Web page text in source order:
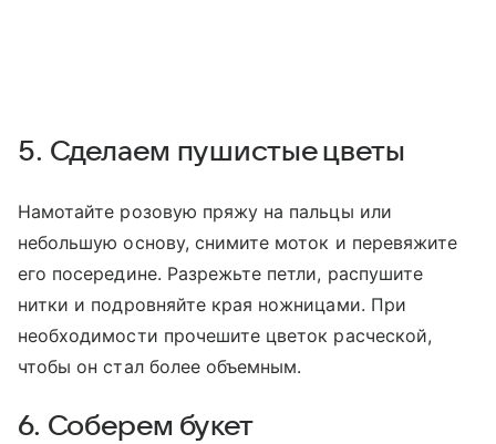
5. Сделаем пушистые цветы
Намотайте розовую пряжу на пальцы или
небольшую основу, снимите моток и перевяжите
его посередине. Разрежьте петли, распушите
нитки и подровняйте края ножницами. При
необходимости прочешите цветок расческой,
чтобы он стал более объемным.
6. Соберем букет